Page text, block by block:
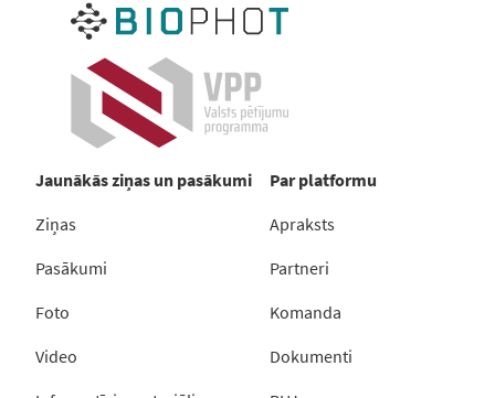
Jaunākās ziņas un pasākumi
Ziņas
Pasākumi
Foto
Video
Par platformu
Apraksts
Partneri
Komanda
Dokumenti